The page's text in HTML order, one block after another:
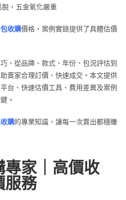
，五金氧化嚴重
收購價格，案例實錄提供了具體估價
，從品牌、款式、年份、包況評估到
賣家合理訂價、快速成交。本文提供
台、快速估價工具、費用差異及案例
。
購的專業知識，讓每一次賣出都穩賺
家｜高價收
服務